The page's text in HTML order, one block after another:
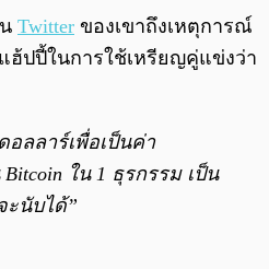
Twitter ของเขาถึงเหตุการณ์
ฮ้ปปี้ในการใช้เหรียญคู่แข่งว่า
อลลาร์เพื่อเป็นค่า
ใน 1 ธุรกรรม เป็น
ะนับได้”